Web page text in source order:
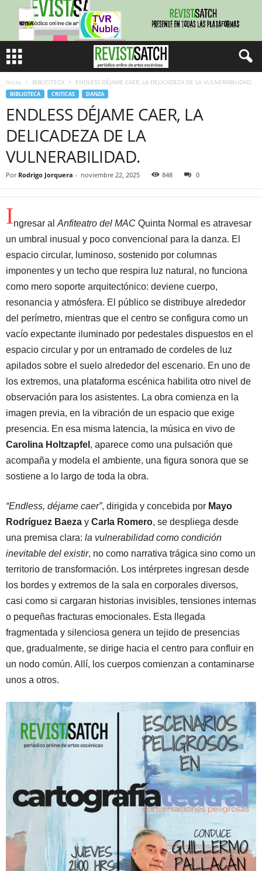
Inicio BIBLIOTECA ENDLESS DÉJAME CAER, LA DELICADEZA DE LA VULNERABILIDAD.
BIBLIOTECA CRITICAS DANZA
ENDLESS DÉJAME CAER, LA
DELICADEZA DE LA
VULNERABILIDAD.
Por Rodrigo Jorquera - noviembre 22, 2025 848 0
Ingresar al Anfiteatro del MAC Quinta Normal es atravesar
un umbral inusual y poco convencional para la danza. El
espacio circular, luminoso, sostenido por columnas
imponentes y un techo que respira luz natural, no funciona
como mero soporte arquitectónico: deviene cuerpo,
resonancia y atmósfera. El público se distribuye alrededor
del perímetro, mientras que el centro se configura como un
vacío expectante iluminado por pedestales dispuestos en el
espacio circular y por un entramado de cordeles de luz
apilados sobre el suelo alrededor del escenario. En uno de
los extremos, una plataforma escénica habilita otro nivel de
observación para los asistentes. La obra comienza en la
imagen previa, en la vibración de un espacio que exige
presencia. En esa misma latencia, la música en vivo de
Carolina Holtzapfel , aparece como una pulsación que
acompaña y modela el ambiente, una figura sonora que se
sostiene a lo largo de toda la obra.
“Endless, déjame caer”, dirigida y concebida por Mayo
Rodríguez Baeza y Carla Romero, se despliega desde
una premisa clara: la vulnerabilidad como condición
inevitable del existir, no como narrativa trágica sino como un
territorio de transformación. Los intérpretes ingresan desde
los bordes y extremos de la sala en corporales diversos,
casi como si cargaran historias invisibles, tensiones internas
o pequeñas fracturas emocionales. Esta llegada
fragmentada y silenciosa genera un tejido de presencias
que, gradualmente, se dirige hacia el centro para confluir en
un nodo común. Allí, los cuerpos comienzan a contaminarse
unos a otros.